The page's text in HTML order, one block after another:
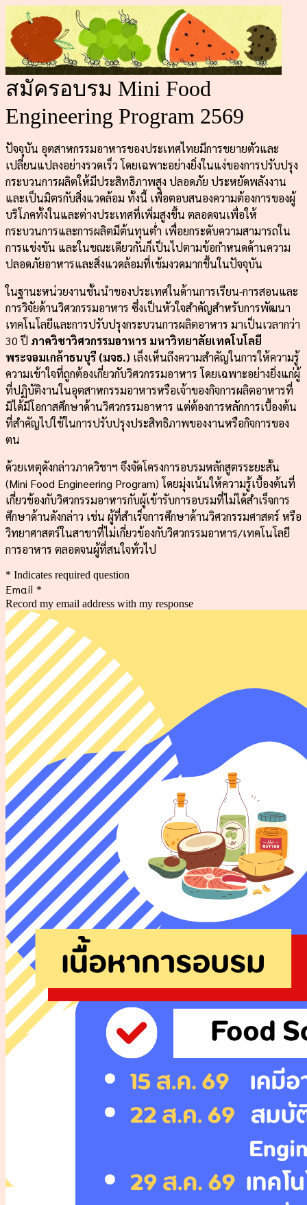
สมัครอบรม Mini Food
Engineering Program 2569
ปัจจุบัน อุตสาหกรรมอาหารของประเทศไทยมีการขยายตัวและ
เปลี่ยนแปลงอย่างรวดเร็ว โดยเฉพาะอย่างยิ่งในแง่ของการปรับปรุง
กระบวนการผลิตให้มีประสิทธิภาพสูง ปลอดภัย ประหยัดพลังงาน
และเป็นมิตรกับสิ่งแวดล้อม ทั้งนี้ เพื่อตอบสนองความต้องการของผู้
บริโภคทั้งในและต่างประเทศที่เพิ่มสูงขึ้น ตลอดจนเพื่อให้
กระบวนการและการผลิตมีต้นทุนต่ำ เพื่อยกระดับความสามารถใน
การแข่งขัน และในขณะเดียวกันก็เป็นไปตามข้อกำหนดด้านความ
ปลอดภัยอาหารและสิ่งแวดล้อมที่เข้มงวดมากขึ้นในปัจจุบัน
ในฐานะหน่วยงานชั้นนำของประเทศในด้านการเรียน-การสอนและ
การวิจัยด้านวิศวกรรมอาหาร ซึ่งเป็นหัวใจสำคัญสำหรับการพัฒนา
เทคโนโลยีและการปรับปรุงกระบวนการผลิตอาหาร มาเป็นเวลากว่า
30 ปี ภาควิชาวิศวกรรมอาหาร มหาวิทยาลัยเทคโนโลยี
พระจอมเกล้าธนบุรี (มจธ.) เล็งเห็นถึงความสำคัญในการให้ความรู้
ความเข้าใจที่ถูกต้องเกี่ยวกับวิศวกรรมอาหาร โดยเฉพาะอย่างยิ่งแก่ผู้
ที่ปฏิบัติงานในอุตสาหกรรมอาหารหรือเจ้าของกิจการผลิตอาหารที่
มิได้มีโอกาสศึกษาด้านวิศวกรรมอาหาร แต่ต้องการหลักการเบื้องต้น
ที่สำคัญไปใช้ในการปรับปรุงประสิทธิภาพของงานหรือกิจการของ
ตน
ด้วยเหตุดังกล่าวภาควิชาฯ จึงจัดโครงการอบรมหลักสูตรระยะสั้น
(Mini Food Engineering Program) โดยมุ่งเน้นให้ความรู้เบื้องต้นที่
เกี่ยวข้องกับวิศวกรรมอาหารกับผู้เข้ารับการอบรมที่ไม่ได้สำเร็จการ
ศึกษาด้านดังกล่าว เช่น ผู้ที่สำเร็จการศึกษาด้านวิศวกรรมศาสตร์ หรือ
วิทยาศาสตร์ในสาขาที่ไม่เกี่ยวข้องกับวิศวกรรมอาหาร/เทคโนโลยี
การอาหาร ตลอดจนผู้ที่สนใจทั่วไป
* Indicates required question
Email *
Record my email address with my response